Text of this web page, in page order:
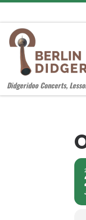
Didgeridoo Concerts,